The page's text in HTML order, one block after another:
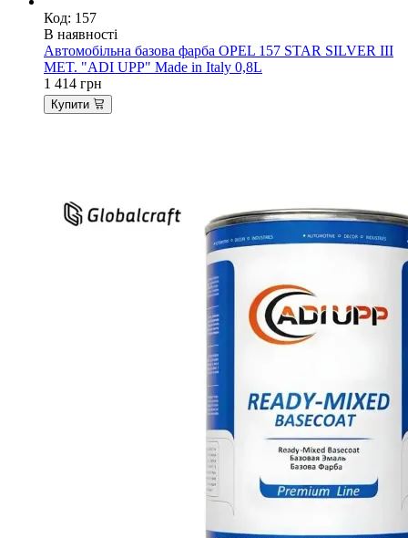
Код: 157
В наявності
Автомобільна базова фарба OPEL 157 STAR SILVER III
MET. "ADI UPP" Made in Italy 0,8L
1 414 грн
Купити